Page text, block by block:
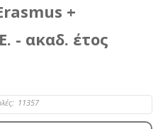
+
- ακαδ. έτος
11357